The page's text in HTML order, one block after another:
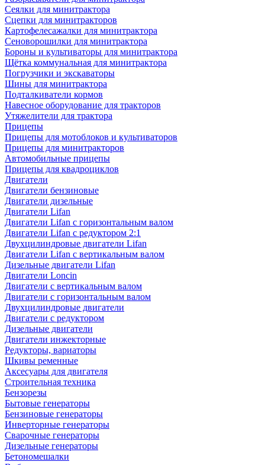
Сеялки для минитрактора
Сцепки для минитракторов
Картофелесажалки для минитрактора
Сеноворошилки для минитрактора
Бороны и культиваторы для минитрактора
Щётка коммунальная для минитрактора
Погрузчики и экскаваторы
Шины для минитрактора
Подталкиватели кормов
Навесное оборудование для тракторов
Утяжелители для трактора
Прицепы
Прицепы для мотоблоков и культиваторов
Прицепы для минитракторов
Автомобильные прицепы
Прицепы для квадроциклов
Двигатели
Двигатели бензиновые
Двигатели дизельные
Двигатели Lifan
Двигатели Lifan с горизонтальным валом
Двигатели Lifan с редуктором 2:1
Двухцилиндровые двигатели Lifan
Двигатели Lifan с вертикальным валом
Дизельные двигатели Lifan
Двигатели Loncin
Двигатели с вертикальным валом
Двигатели с горизонтальным валом
Двухцилиндровые двигатели
Двигатели с редуктором
Дизельные двигатели
Двигатели инжекторные
Редукторы, вариаторы
Шкивы ременные
Аксесуары для двигателя
Строительная техника
Бензорезы
Бытовые генераторы
Бензиновые генераторы
Инверторные генераторы
Сварочные генераторы
Дизельные генераторы
Бетономешалки